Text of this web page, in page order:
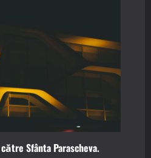
Sfânta Parascheva.